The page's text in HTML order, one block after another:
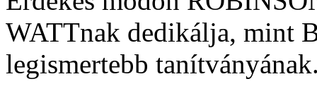
WATTnak dedikálja, mint
legismertebb